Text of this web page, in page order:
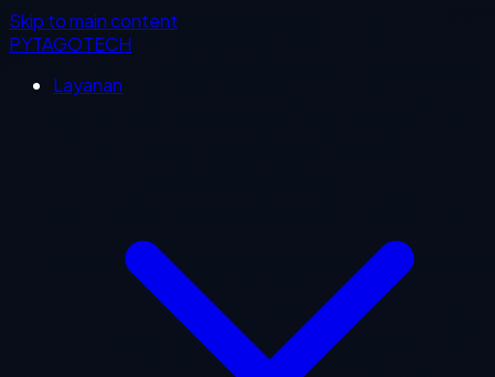
Skip to main content
PYTAGOTECH
Layanan